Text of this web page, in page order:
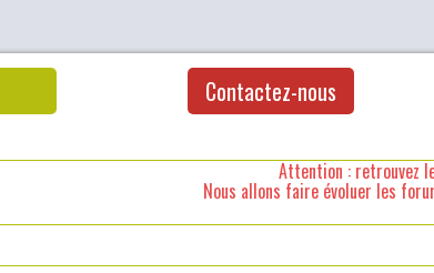
Contactez-nous
Attention : retrouvez
Nous allons faire évoluer les